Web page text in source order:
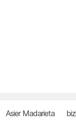
Asier Madarieta